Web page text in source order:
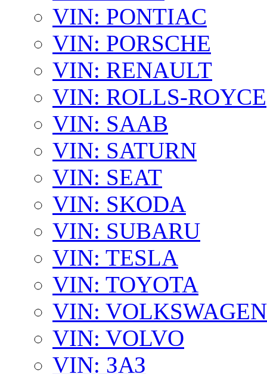
VIN: PONTIAC
VIN: PORSCHE
VIN: RENAULT
VIN: ROLLS-ROYCE
VIN: SAAB
VIN: SATURN
VIN: SEAT
VIN: SKODA
VIN: SUBARU
VIN: TESLA
VIN: TOYOTA
VIN: VOLKSWAGEN
VIN: VOLVO
VIN: ЗАЗ